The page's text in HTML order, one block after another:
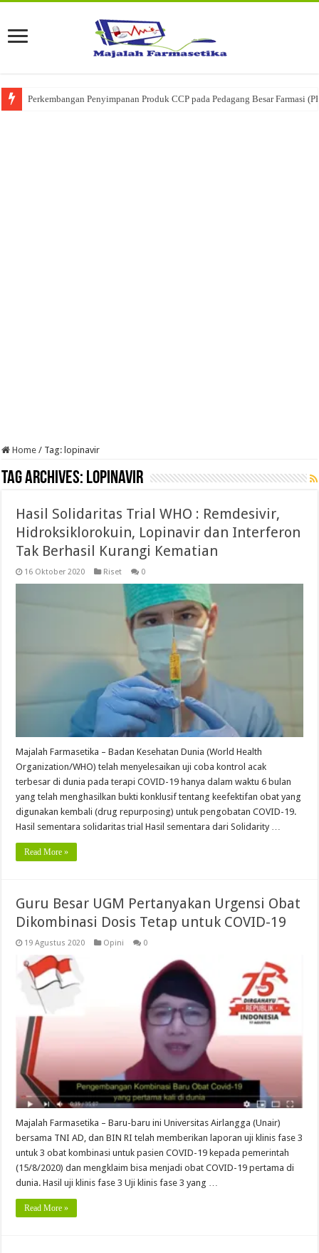
Ketika Obat Menunggu Keputusan: Mengenal Peran Karantina Produk
Home / Tag: lopinavir
Tag Archives: lopinavir
Hasil Solidaritas Trial WHO : Remdesivir,
Hidroksiklorokuin, Lopinavir dan Interferon
Tak Berhasil Kurangi Kematian
16 Oktober 2020 Riset 0
Majalah Farmasetika – Badan Kesehatan Dunia (World Health
Organization/WHO) telah menyelesaikan uji coba kontrol acak
terbesar di dunia pada terapi COVID-19 hanya dalam waktu 6 bulan
yang telah menghasilkan bukti konklusif tentang keefektifan obat yang
digunakan kembali (drug repurposing) untuk pengobatan COVID-19.
Hasil sementara solidaritas trial Hasil sementara dari Solidarity …
Read More »
Guru Besar UGM Pertanyakan Urgensi Obat
Dikombinasi Dosis Tetap untuk COVID-19
19 Agustus 2020 Opini 0
Majalah Farmasetika – Baru-baru ini Universitas Airlangga (Unair)
bersama TNI AD, dan BIN RI telah memberikan laporan uji klinis fase 3
untuk 3 obat kombinasi untuk pasien COVID-19 kepada pemerintah
(15/8/2020) dan mengklaim bisa menjadi obat COVID-19 pertama di
dunia. Hasil uji klinis fase 3 Uji klinis fase 3 yang …
Read More »